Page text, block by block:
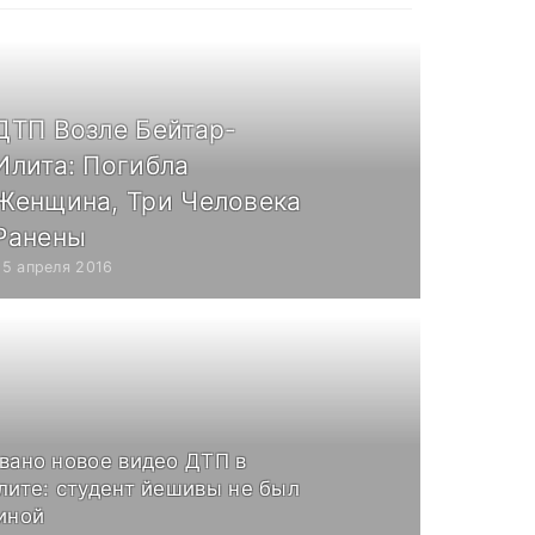
Возле Бейтар-
Погибла
Три Человека
апреля 2016
новое видео ДТП в
студент йешивы не был